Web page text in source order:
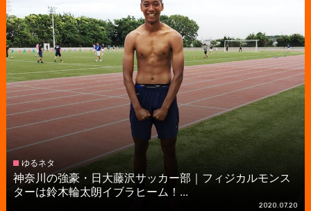
ゆるネタ
神奈川の強豪・日大藤沢サッカー部｜フィジカルモンス
ターは鈴木輪太朗イブラヒーム！...
2020.07.20